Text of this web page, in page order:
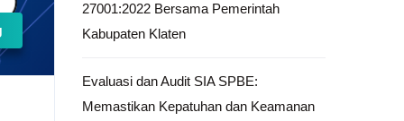
27001:2022 Bersama Pemerintah
Kabupaten Klaten
Evaluasi dan Audit SIA SPBE:
Memastikan Kepatuhan dan Keamanan